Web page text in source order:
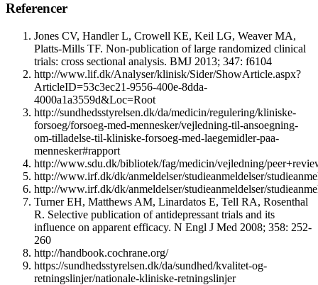
Referencer
Jones CV, Handler L, Crowell KE, Keil LG, Weaver MA,
Platts-Mills TF. Non-publication of large randomized clinical
trials: cross sectional analysis. BMJ 2013; 347: f6104
http://www.lif.dk/Analyser/klinisk/Sider/ShowArticle.aspx?
ArticleID=53c3ec21-9556-400e-8dda-
4000a1a3559d&Loc=Root
http://sundhedsstyrelsen.dk/da/medicin/regulering/kliniske-
forsoeg/forsoeg-med-mennesker/vejledning-til-ansoegning-
om-tilladelse-til-kliniske-forsoeg-med-laegemidler-paa-
mennesker#rapport
http://www.sdu.dk/bibliotek/fag/medicin/vejledning/
http://www.irf.dk/dk/anmeldelser/studieanmeldelser/
http://www.irf.dk/dk/anmeldelser/studieanmeldelser/
Turner EH, Matthews AM, Linardatos E, Tell RA, Rosenthal
R. Selective publication of antidepressant trials and its
influence on apparent efficacy. N Engl J Med 2008; 358: 252-
260
http://handbook.cochrane.org/
https://sundhedsstyrelsen.dk/da/sundhed/kvalitet-og-
retningslinjer/nationale-kliniske-retningslinjer